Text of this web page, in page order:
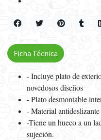
- Incluye plato de
novedosos diseños
- Plato desmontable
- Material antideslizante
-Tiene un hueco a un
sujeción.
Ficha Técnica